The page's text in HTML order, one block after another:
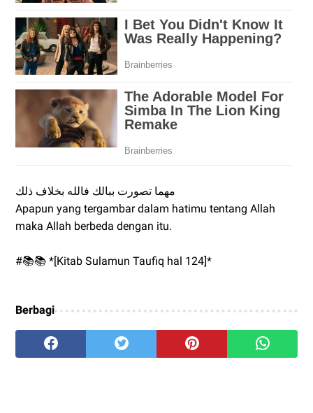
مهما تصورت ببالك فالله بخلاف ذلك
Apapun yang tergambar dalam hatimu tentang Allah
maka Allah berbeda dengan itu.
#📚📚 *[Kitab Sulamun Taufiq hal 124]*
Berbagi